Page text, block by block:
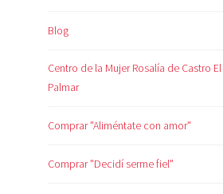
Blog
Centro de la Mujer Rosalía de Castro El
Palmar
Comprar "Aliméntate con amor"
Comprar "Decidí serme fiel"